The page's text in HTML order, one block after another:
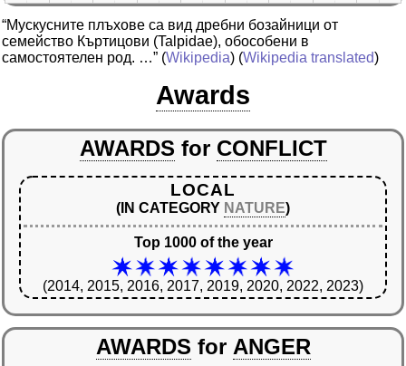
“Мускусните плъхове са вид дребни бозайници от
семейство Къртицови (Talpidae), обособени в
самостоятелен род. …” (Wikipedia) (Wikipedia translated)
Awards
AWARDS for CONFLICT
LOCAL
(IN CATEGORY NATURE)
Top 1000 of the year
(2014, 2015, 2016, 2017, 2019, 2020, 2022, 2023)
AWARDS for ANGER